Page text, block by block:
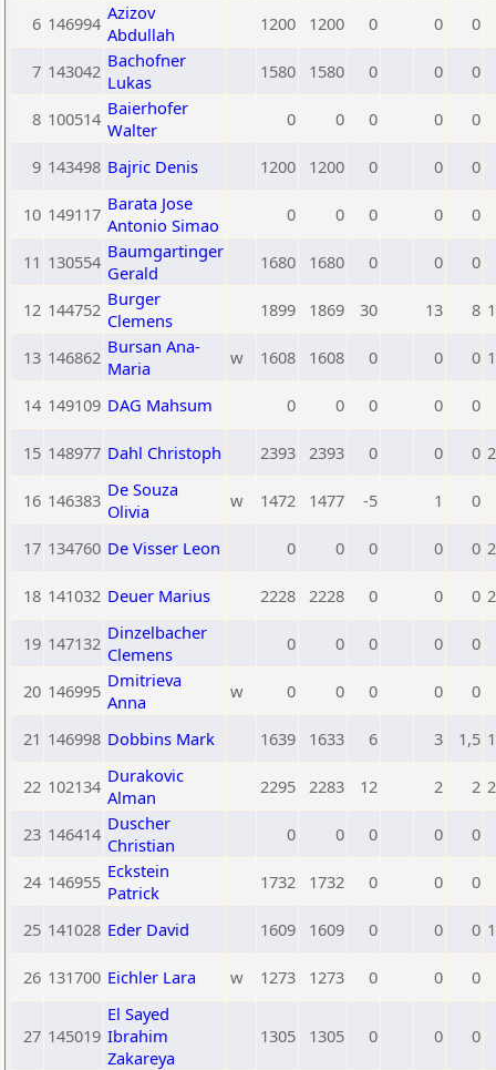
6 146994 Azizov
Abdullah
1200 1200 0 0 0
7 143042 Bachofner
Lukas
1580 1580 0 0 0
8 100514 Baierhofer
Walter
0 0 0 0 0
9 143498 Bajric Denis 1200 1200 0 0 0
10 149117 Barata Jose
Antonio Simao
0 0 0 0 0
11 130554 Baumgartinger
Gerald
1680 1680 0 0 0
12 144752 Burger
Clemens
1899 1869 30 13 8
13 146862 Bursan Ana-
Maria
w 1608 1608 0 0 0
14 149109 DAG Mahsum 0 0 0 0 0
15 148977 Dahl Christoph 2393 2393 0 0 0
16 146383 De Souza
Olivia
w 1472 1477 -5 1 0
17 134760 De Visser Leon 0 0 0 0 0
18 141032 Deuer Marius 2228 2228 0 0 0
19 147132 Dinzelbacher
Clemens
0 0 0 0 0
20 146995 Dmitrieva
Anna
w 0 0 0 0 0
21 146998 Dobbins Mark 1639 1633 6 3 1,5
22 102134 Durakovic
Alman
2295 2283 12 2 2
23 146414 Duscher
Christian
0 0 0 0 0
24 146955 Eckstein
Patrick
1732 1732 0 0 0
25 141028 Eder David 1609 1609 0 0 0
26 131700 Eichler Lara w 1273 1273 0 0 0
27 145019
El Sayed
Ibrahim
Zakareya
1305 1305 0 0 0